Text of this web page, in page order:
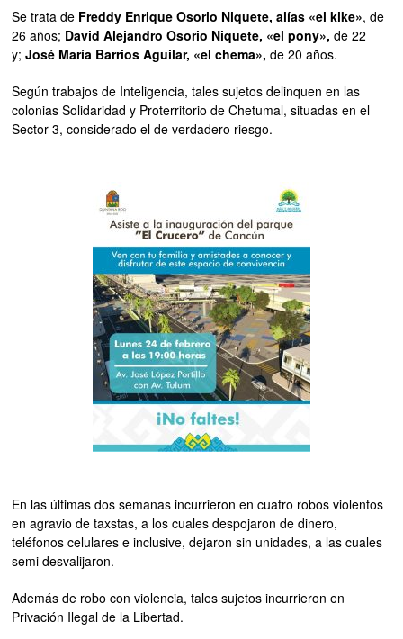
Se trata de Freddy Enrique Osorio Niquete, alías «el kike», de
26 años; David Alejandro Osorio Niquete, «el pony», de 22
y;José María Barrios Aguilar, «el chema», de 20 años.
Según trabajos de Inteligencia, tales sujetos delinquen en las
colonias Solidaridad y Proterritorio de Chetumal, situadas en el
Sector 3, considerado el de verdadero riesgo.
En las últimas dos semanas incurrieron en cuatro robos violentos
en agravio de taxstas, a los cuales despojaron de dinero,
teléfonos celulares e inclusive, dejaron sin unidades, a las cuales
semi desvalijaron.
Además de robo con violencia, tales sujetos incurrieron en
Privación Ilegal de la Libertad.